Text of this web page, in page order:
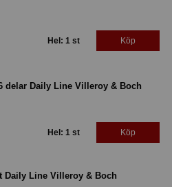
Hel: 1 st Köp
delar Daily Line Villeroy & Boch
Hel: 1 st Köp
Daily Line Villeroy & Boch